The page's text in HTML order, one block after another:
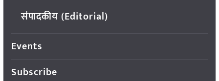
संपादकीय (Editorial)
Events
Subscribe